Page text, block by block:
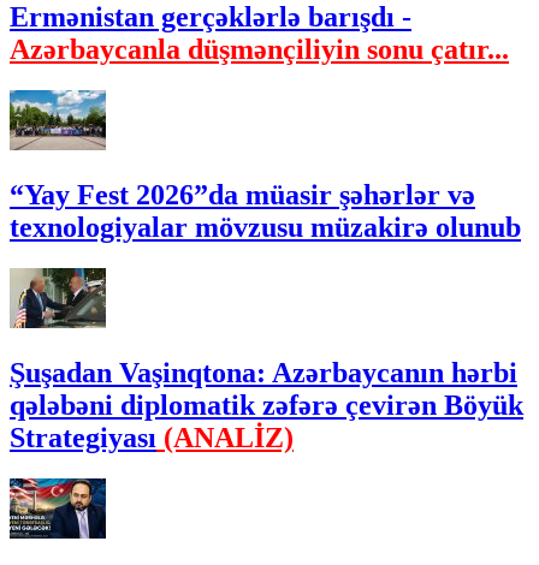
Ermənistan gerçəklərlə barışdı -
Azərbaycanla düşmənçiliyin sonu çatır...
“Yay Fest 2026”da müasir şəhərlər və
texnologiyalar mövzusu müzakirə olunub
Şuşadan Vaşinqtona: Azərbaycanın hərbi
qələbəni diplomatik zəfərə çevirən Böyük
Strategiyası (ANALİZ)